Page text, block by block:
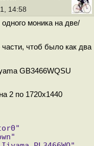
14:58
моника на две/
чтоб было как два
GB3466WQSU
2 по 1720x1440